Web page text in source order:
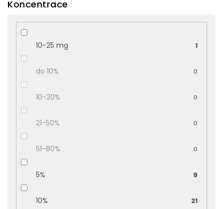
Koncentrace
10-25 mg 1
do 10% 0
10-20% 0
21-50% 0
51-80% 0
5% 9
10% 21